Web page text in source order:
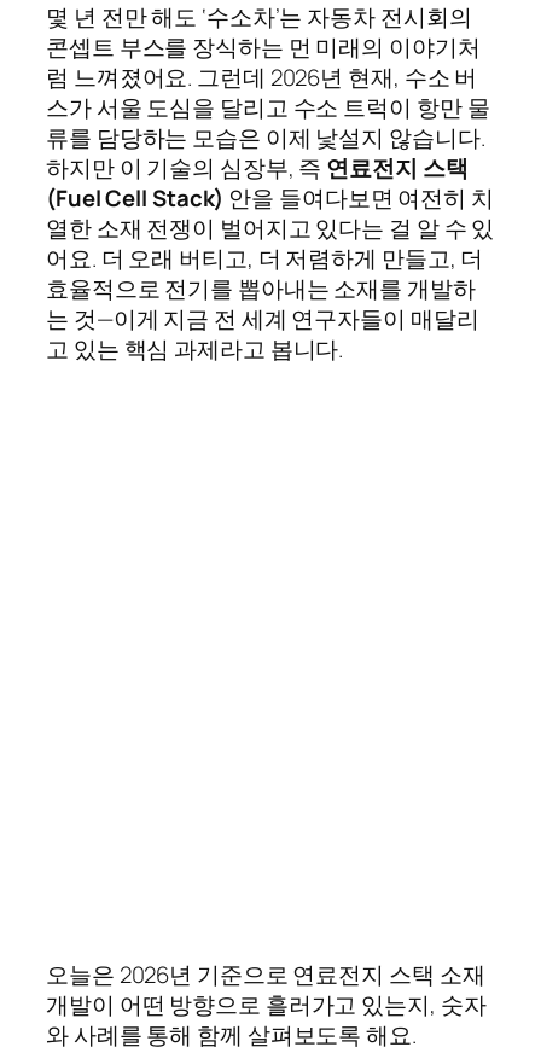
몇 년 전만 해도 ‘수소차’는 자동차 전시회의
콘셉트 부스를 장식하는 먼 미래의 이야기처
럼 느껴졌어요. 그런데 2026년 현재, 수소 버
스가 서울 도심을 달리고 수소 트럭이 항만 물
류를 담당하는 모습은 이제 낯설지 않습니다.
하지만 이 기술의 심장부, 즉 연료전지 스택
(Fuel Cell Stack) 안을 들여다보면 여전히 치
열한 소재 전쟁이 벌어지고 있다는 걸 알 수 있
어요. 더 오래 버티고, 더 저렴하게 만들고, 더
효율적으로 전기를 뽑아내는 소재를 개발하
는 것—이게 지금 전 세계 연구자들이 매달리
고 있는 핵심 과제라고 봅니다.
오늘은 2026년 기준으로 연료전지 스택 소재
개발이 어떤 방향으로 흘러가고 있는지, 숫자
와 사례를 통해 함께 살펴보도록 해요.